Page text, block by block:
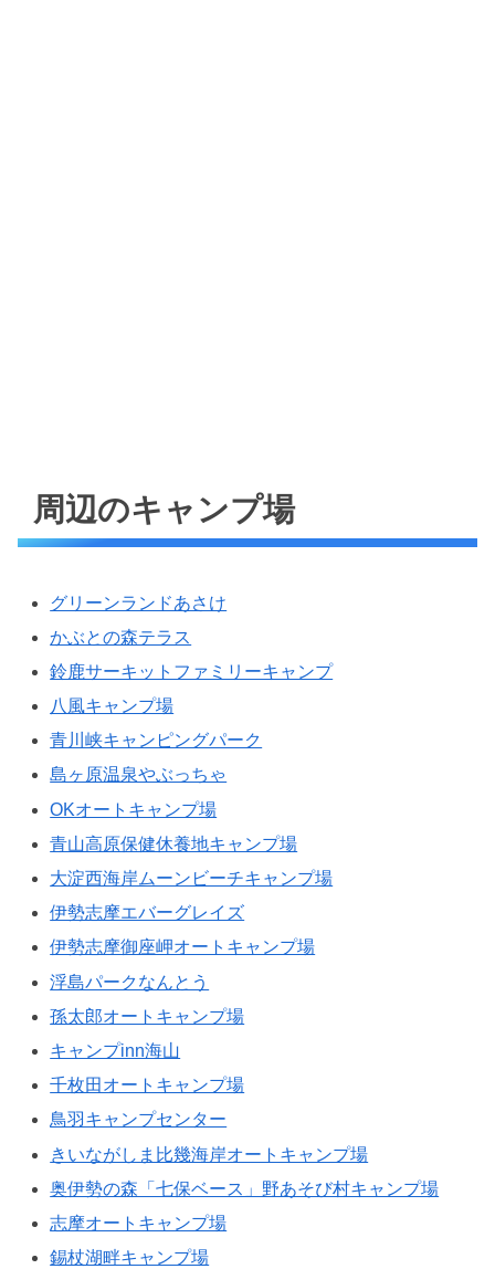
周辺のキャンプ場
グリーンランドあさけ
かぶとの森テラス
鈴鹿サーキットファミリーキャンプ
八風キャンプ場
青川峡キャンピングパーク
島ヶ原温泉やぶっちゃ
OKオートキャンプ場
青山高原保健休養地キャンプ場
大淀西海岸ムーンビーチキャンプ場
伊勢志摩エバーグレイズ
伊勢志摩御座岬オートキャンプ場
浮島パークなんとう
孫太郎オートキャンプ場
キャンプinn海山
千枚田オートキャンプ場
鳥羽キャンプセンター
きいながしま比幾海岸オートキャンプ場
奥伊勢の森「七保ベース」野あそび村キャンプ場
志摩オートキャンプ場
錫杖湖畔キャンプ場